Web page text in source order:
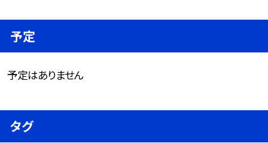
予定
予定はありません
タグ